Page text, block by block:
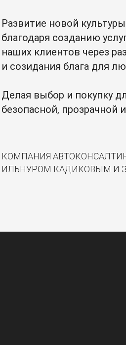
Развитие новой
благодаря созданию
наших клиентов через
и созидания блага для
Делая выбор и покупку
безопасной, прозрачной
КОМПАНИЯ
ИЛЬНУРОМ КАДИКОВЫМ И